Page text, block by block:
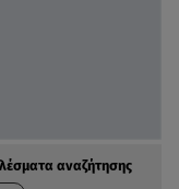
αναζήτησης